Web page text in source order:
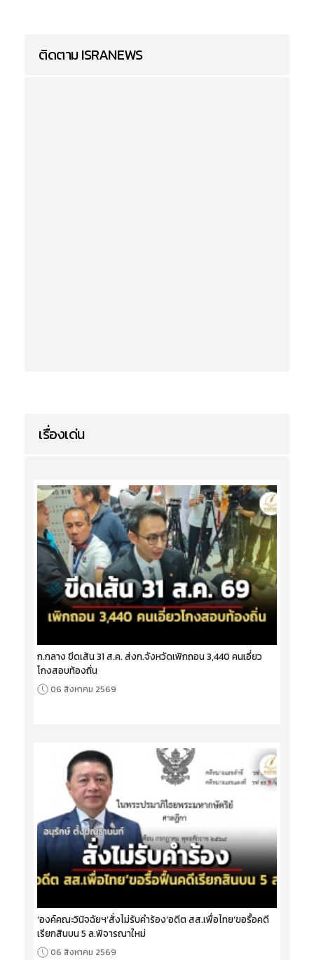
ติดตาม ISRANEWS
เรื่องเด่น
ก.กลาง ขีดเส้น 31 ส.ค. ส่งก.จังหวัดเพิกถอน 3,440 คนเอี่ยว
โกงสอบท้องถิ่น
06 สิงหาคม 2569
‘องค์คณะวินิจฉัยฯ’สั่งไม่รับคำร้อง‘อดีต สส.เพื่อไทย’ขอรื้อคดี
เรียกสินบน 5 ล.พิจารณาใหม่
06 สิงหาคม 2569